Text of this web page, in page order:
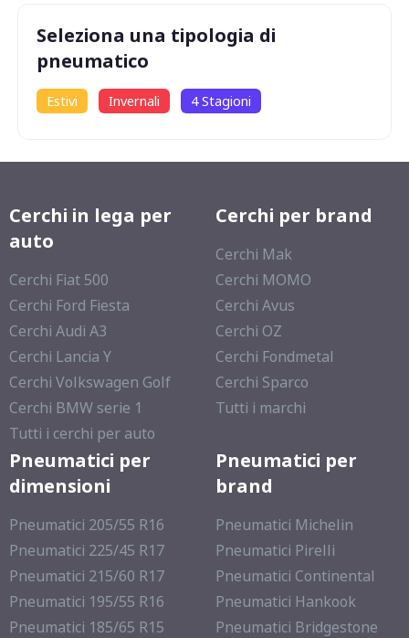
Seleziona una tipologia di
pneumatico
Estivi Invernali 4 Stagioni
Cerchi in lega per
auto
Cerchi Fiat 500
Cerchi Ford Fiesta
Cerchi Audi A3
Cerchi Lancia Y
Cerchi Volkswagen Golf
Cerchi BMW serie 1
Tutti i cerchi per auto
Cerchi per brand
Cerchi Mak
Cerchi MOMO
Cerchi Avus
Cerchi OZ
Cerchi Fondmetal
Cerchi Sparco
Tutti i marchi
Pneumatici per
dimensioni
Pneumatici 205/55 R16
Pneumatici 225/45 R17
Pneumatici 215/60 R17
Pneumatici 195/55 R16
Pneumatici 185/65 R15
Pneumatici per
brand
Pneumatici Michelin
Pneumatici Pirelli
Pneumatici Continental
Pneumatici Hankook
Pneumatici Bridgestone